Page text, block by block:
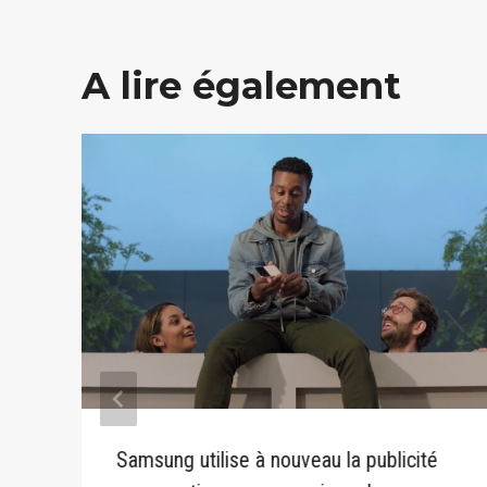
A lire également
Samsung utilise à nouveau la publicité